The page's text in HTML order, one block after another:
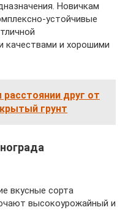
Новичкам
устойчивые
качествами и хорошими
расстоянии друг от
грунт
вкусные сорта
высокоурожайный и